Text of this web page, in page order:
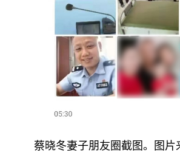
蔡晓冬妻子朋友圈截图。图片